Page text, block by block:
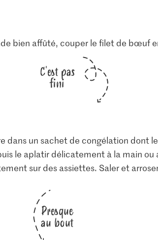
bien affûté, couper le filet de bœuf
C'est pas
fini
dans un sachet de congélation dont
le aplatir délicatement à la main ou
sur des assiettes. Saler et
Presque
au bout